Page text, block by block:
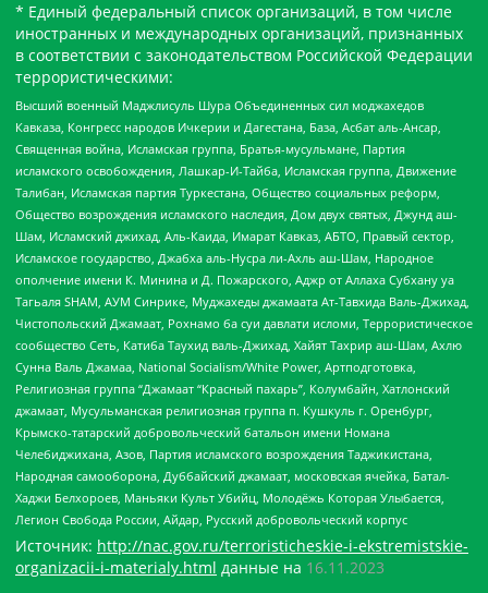
* Единый федеральный список организаций, в том числе
иностранных и международных организаций, признанных
в соответствии с законодательством Российской Федерации
террористическими:
Высший военный Маджлисуль Шура Объединенных сил моджахедов
Кавказа, Конгресс народов Ичкерии и Дагестана, База, Асбат аль-Ансар,
Священная война, Исламская группа, Братья-мусульмане, Партия
исламского освобождения, Лашкар-И-Тайба, Исламская группа, Движение
Талибан, Исламская партия Туркестана, Общество социальных реформ,
Общество возрождения исламского наследия, Дом двух святых, Джунд аш-
Шам, Исламский джихад, Аль-Каида, Имарат Кавказ, АБТО, Правый сектор,
Исламское государство, Джабха аль-Нусра ли-Ахль аш-Шам, Народное
ополчение имени К. Минина и Д. Пожарского, Аджр от Аллаха Субхану уа
Тагьаля SHAM, АУМ Синрике, Муджахеды джамаата Ат-Тавхида Валь-Джихад,
Чистопольский Джамаат, Рохнамо ба суи давлати исломи, Террористическое
сообщество Сеть, Катиба Таухид валь-Джихад, Хайят Тахрир аш-Шам, Ахлю
Сунна Валь Джамаа, National Socialism/White Power, Артподготовка,
Религиозная группа “Джамаат “Красный пахарь”, Колумбайн, Хатлонский
джамаат, Мусульманская религиозная группа п. Кушкуль г. Оренбург,
Крымско-татарский добровольческий батальон имени Номана
Челебиджихана, Азов, Партия исламского возрождения Таджикистана,
Народная самооборона, Дуббайский джамаат, московская ячейка, Батал-
Хаджи Белхороев, Маньяки Культ Убийц, Молодёжь Которая Улыбается,
Легион Свобода России, Айдар, Русский добровольческий корпус
Источник: http://nac.gov.ru/terroristicheskie-i-ekstremistskie-
organizacii-i-materialy.html данные на 16.11.2023